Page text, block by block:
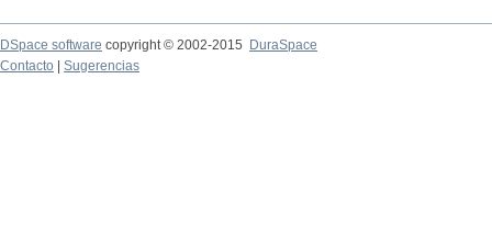
DSpace software copyright © 2002-2015
DuraSpace
Contacto
Sugerencias